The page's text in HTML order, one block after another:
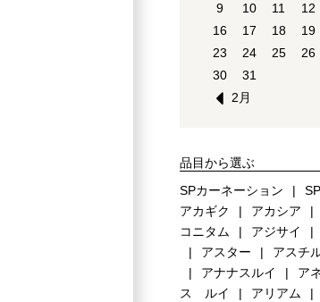
2月
9
10 11 12
16
17 18 19
23
24 25 26
30
31
品目から選ぶ
SPカーネーション
アカギク
アカシア
コニタム
アジサイ
アスター
アスチ
アナナスルイ
ア
ス ルイ
アリアム